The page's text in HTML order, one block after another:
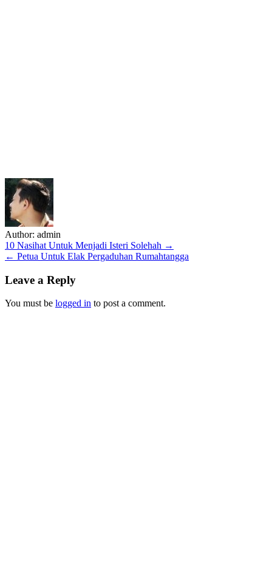
Author: admin
Post
navigation
10 Nasihat Untuk Menjadi Isteri Solehah →
← Petua Untuk Elak Pergaduhan Rumahtangga
Leave a Reply
You must be logged in to post a comment.